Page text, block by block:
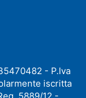
- P.Iva
iscritta